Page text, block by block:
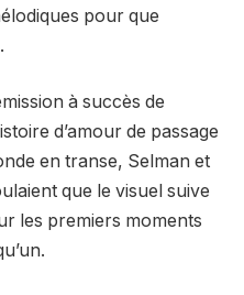
pour que
à succès de
d’amour de passage
en transe, Selman et
que le visuel suive
les premiers moments